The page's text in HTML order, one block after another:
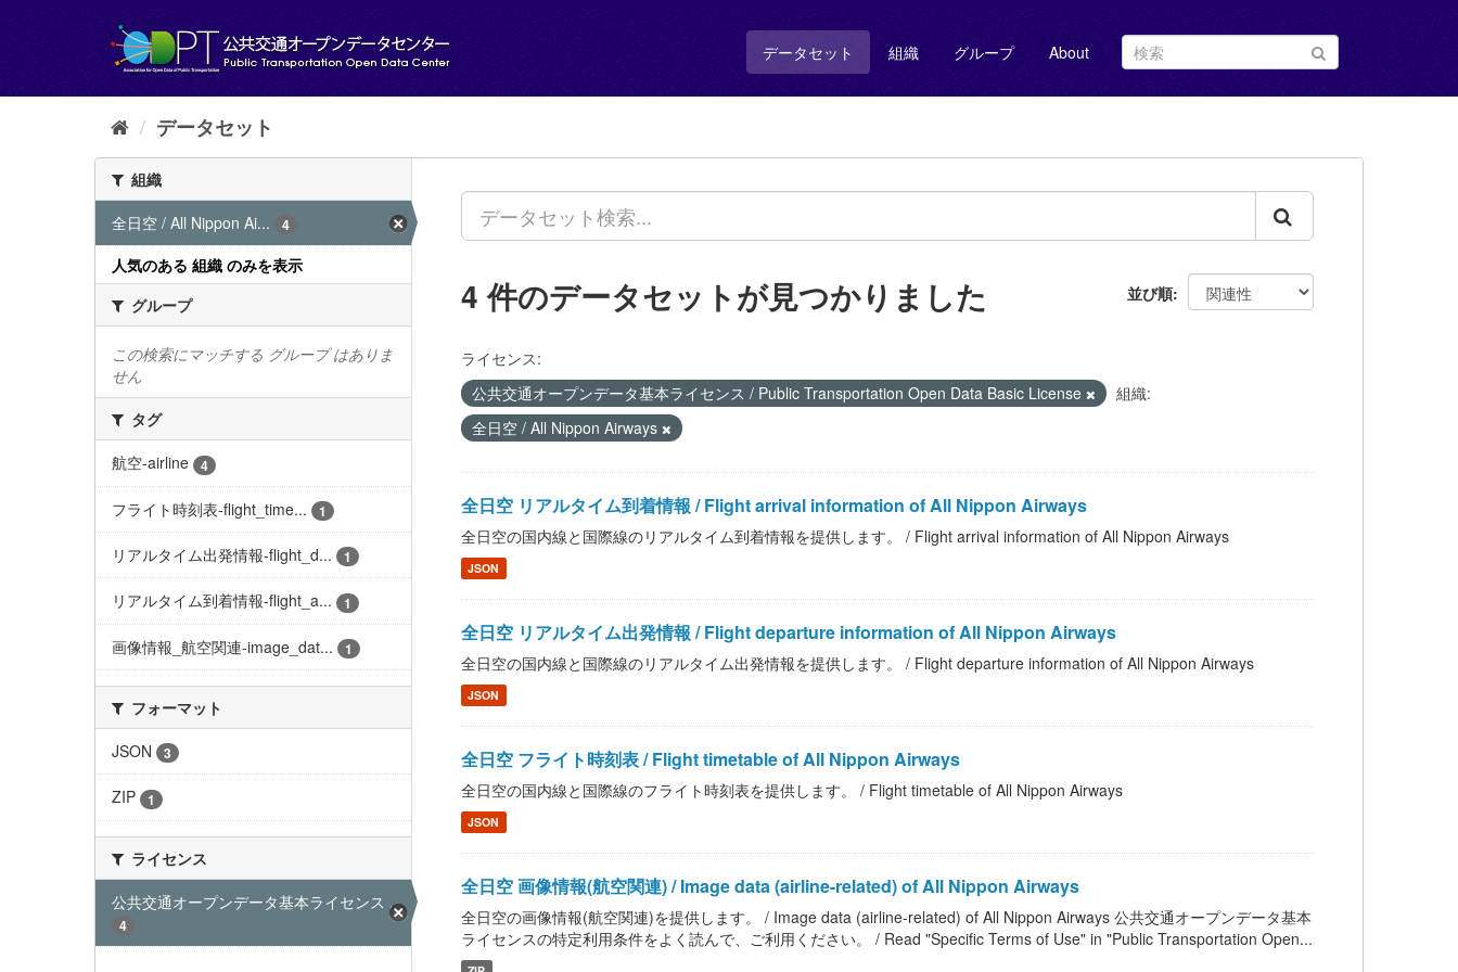
し
データセット 組織 グループ About
データセット
組織
全日空 / All Nippon Ai...
4
人気のある 組織 のみを表示
グループ
この検索にマッチする グループ はありま
せん
タグ
航空-airline
4
フライト時刻表-flight_time... 1
リアルタイム出発情報-flight_d... 1
リアルタイム到着情報-flight_a... 1
画像情報_航空関連-image_dat... 1
フォーマット
JSON
3
ZIP 1
ライセンス
公共交通オープンデータ基本ライセンス ...
4
並び順
4 件のデータセットが見つかりました
ライセンス:
公共交通オープンデータ基本ライセンス / Public Transportation Open Data Basic License
組織:
全日空 / All Nippon Airways
全日空 リアルタイム到着情報 / Flight arrival information of All Nippon Airways
全日空の国内線と国際線のリアルタイム到着情報を提供します。 / Flight arrival information of All Nippon Airways
JSON
全日空 リアルタイム出発情報 / Flight departure information of All Nippon Airways
全日空の国内線と国際線のリアルタイム出発情報を提供します。 / Flight departure information of All Nippon Airways
JSON
全日空 フライト時刻表 / Flight timetable of All Nippon Airways
全日空の国内線と国際線のフライト時刻表を提供します。 / Flight timetable of All Nippon Airways
JSON
全日空 画像情報(航空関連) / Image data (airline-related) of All Nippon Airways
全日空の画像情報(航空関連)を提供します。 / Image data (airline-related) of All Nippon Airways 公共交通オープンデータ基本
ライセンスの特定利用条件をよく読んで、ご利用ください。 / Read "Specific Terms of Use" in "Public Transportation Open...